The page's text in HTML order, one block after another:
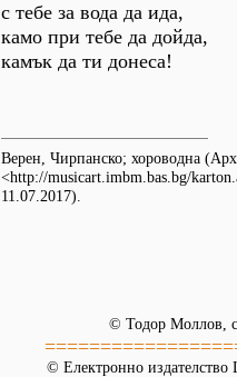
с тебе за вода да ида,
камо при тебе да дойда,
камък да ти донеса!
Верен, Чирпанско; хороводна
<http://musicart.imbm.bas.bg/
11.07.2017).
© Тодор Моллов,
© Електронно издателство